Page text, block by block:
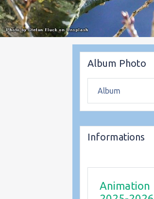
Album Photo
Album
Informations
Animation